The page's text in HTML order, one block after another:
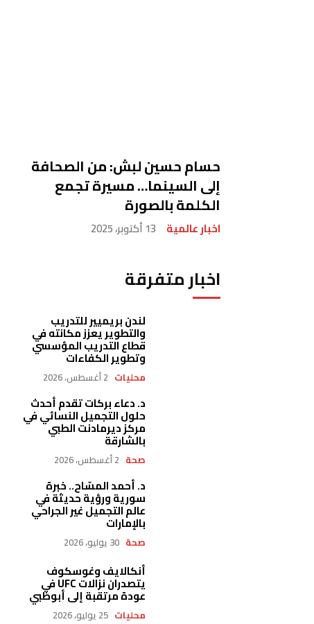
حسام حسين لبش: من الصحافة
إلى السينما… مسيرة تجمع
الكلمة بالصورة
اخبار عالمية 13 أكتوبر، 2025
اخبار متفرقة
لندن بريميير للتدريب
والتطوير يعزز مكانته في
قطاع التدريب المؤسسي
وتطوير الكفاءات
محليات 2 أغسطس، 2026
د. دعاء بركات تقدم أحدث
حلول التجميل النسائي في
مركز ديرمادنت الطبي
بالشارقة
صحة 2 أغسطس، 2026
د. أحمد المسّاح.. خبرة
سورية ورؤية حديثة في
عالم التجميل غير الجراحي
بالإمارات
صحة 30 يوليو، 2026
أنكالايف وغوسكوف
يتصدران نزالات UFC في
عودة مرتقبة إلى أبوظبي
محليات 25 يوليو، 2026